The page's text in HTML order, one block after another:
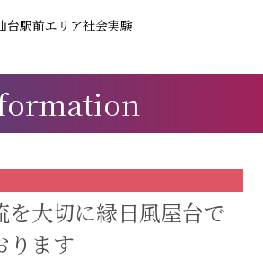
台駅前エリア社会実験
大切に縁日風屋台で
ります